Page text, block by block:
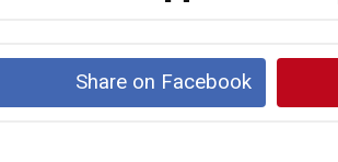
Share on Facebook